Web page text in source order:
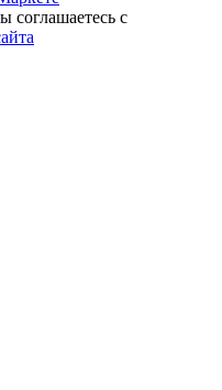
соглашаетесь с